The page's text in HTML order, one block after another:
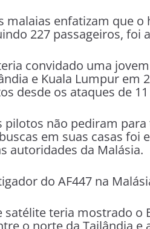
malaias enfatizam que o
227 passageiros, foi
convidado uma
e Kuala Lumpur em
desde os ataques de
pilotos não pediram
em suas casas
autoridades da Malásia.
do AF447 na
satélite teria mostrado o
o norte da Tailândia